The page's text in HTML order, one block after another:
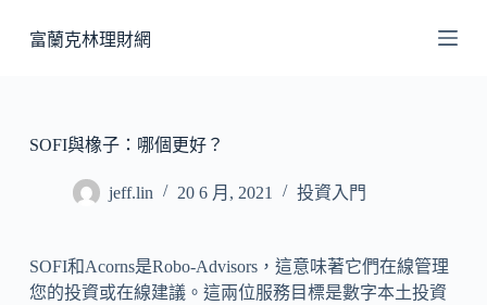
至
容
富蘭克林理財網
SOFI與橡子：哪個更好？
jeff.lin 20 6 月, 2021 投資入門
SOFI和Acorns是Robo-Advisors，這意味著它們在線管理
您的投資或在線建議。這兩位服務目標是數字本土投資